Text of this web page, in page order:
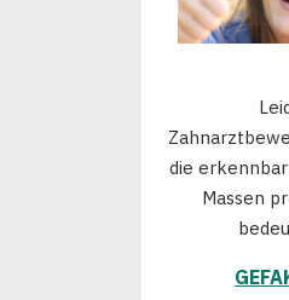
die
Massen